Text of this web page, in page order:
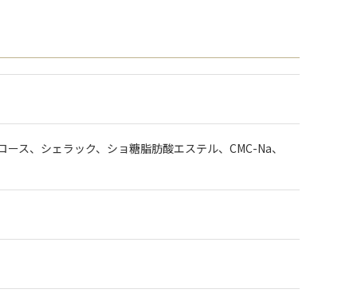
ス、シェラック、ショ糖脂肪酸エステル、CMC-Na、